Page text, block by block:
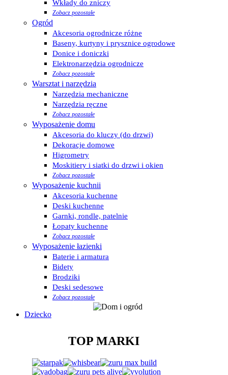
Wkłady do zniczy
Zobacz pozostałe
Ogród
Akcesoria ogrodnicze różne
Baseny, kurtyny i prysznice ogrodowe
Donice i doniczki
Elektronarzędzia ogrodnicze
Zobacz pozostałe
Warsztat i narzędzia
Narzędzia mechaniczne
Narzędzia ręczne
Zobacz pozostałe
Wyposażenie domu
Akcesoria do kluczy (do drzwi)
Dekoracje domowe
Higrometry
Moskitiery i siatki do drzwi i okien
Zobacz pozostałe
Wyposażenie kuchnii
Akcesoria kuchenne
Deski kuchenne
Garnki, rondle, patelnie
Łopaty kuchenne
Zobacz pozostałe
Wyposażenie łazienki
Baterie i armatura
Bidety
Brodziki
Deski sedesowe
Zobacz pozostałe
Dziecko
TOP MARKI